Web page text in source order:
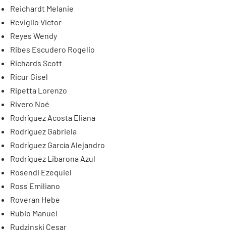
Reichardt Melanie
Reviglio Victor
Reyes Wendy
Ribes Escudero Rogelio
Richards Scott
Ricur Gisel
Ripetta Lorenzo
Rivero Noé
Rodríguez Acosta Eliana
Rodríguez Gabriela
Rodríguez García Alejandro
Rodríguez Libarona Azul
Rosendi Ezequiel
Ross Emiliano
Roveran Hebe
Rubio Manuel
Rudzinski Cesar